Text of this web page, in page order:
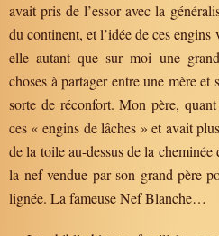
avait pris de l’essor avec la
du continent, et l’idée de ces
elle autant que sur moi une
choses à partager entre une mère
sorte de réconfort. Mon père,
ces « engins de lâches » et avait
de la toile au-dessus de la
la nef vendue par son grand-père
lignée. La fameuse Nef Blanche…